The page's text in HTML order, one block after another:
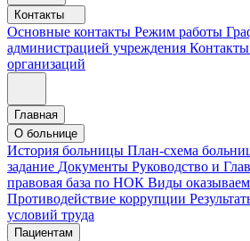
Контакты
Основные контакты Режим работы
администрацией учреждения
организаций
Главная
О больнице
История больницы План-схема
задание Документы Руководство и
правовая база по НОК Виды
Противодействие коррупции
условий труда
Пациентам